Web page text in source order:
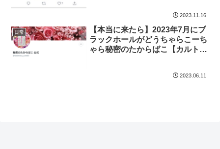
2023.11.16
日常
【本当に来たら】2023年7月にブ
ラックホールがどうちゃらこーち
ゃら秘密のたからばこ【カルトで
2023.06.11